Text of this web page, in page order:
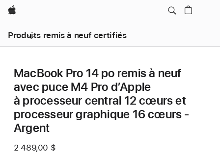
Apple
Produits remis à neuf certifiés
MacBook Pro 14 po remis à neuf
avec puce M4 Pro d’Apple
à processeur central 12 cœurs et
processeur graphique 16 cœurs -
Argent
2 489,00 $